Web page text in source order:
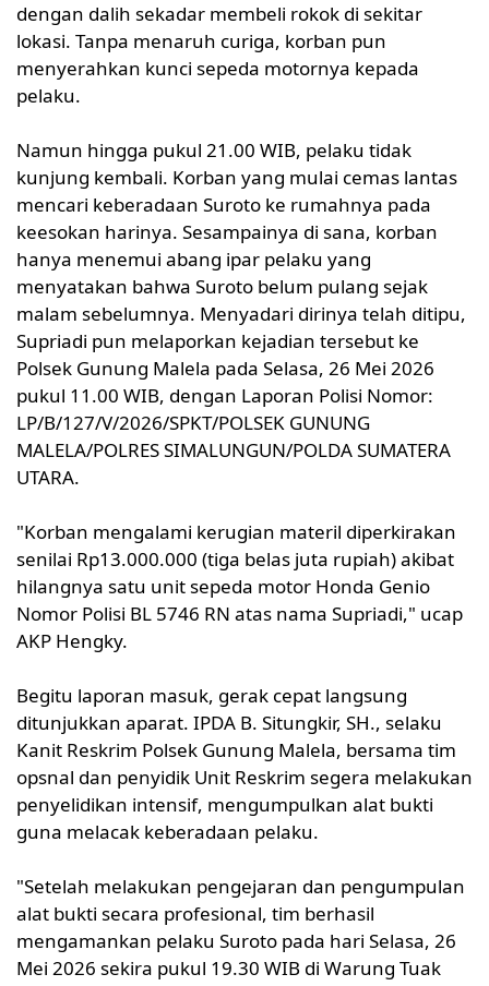
dengan dalih sekadar membeli rokok di sekitar
lokasi. Tanpa menaruh curiga, korban pun
menyerahkan kunci sepeda motornya kepada
pelaku.
Namun hingga pukul 21.00 WIB, pelaku tidak
kunjung kembali. Korban yang mulai cemas lantas
mencari keberadaan Suroto ke rumahnya pada
keesokan harinya. Sesampainya di sana, korban
hanya menemui abang ipar pelaku yang
menyatakan bahwa Suroto belum pulang sejak
malam sebelumnya. Menyadari dirinya telah ditipu,
Supriadi pun melaporkan kejadian tersebut ke
Polsek Gunung Malela pada Selasa, 26 Mei 2026
pukul 11.00 WIB, dengan Laporan Polisi Nomor:
LP/B/127/V/2026/SPKT/POLSEK GUNUNG
MALELA/POLRES SIMALUNGUN/POLDA SUMATERA
UTARA.
"Korban mengalami kerugian materil diperkirakan
senilai Rp13.000.000 (tiga belas juta rupiah) akibat
hilangnya satu unit sepeda motor Honda Genio
Nomor Polisi BL 5746 RN atas nama Supriadi," ucap
AKP Hengky.
Begitu laporan masuk, gerak cepat langsung
ditunjukkan aparat. IPDA B. Situngkir, SH., selaku
Kanit Reskrim Polsek Gunung Malela, bersama tim
opsnal dan penyidik Unit Reskrim segera melakukan
penyelidikan intensif, mengumpulkan alat bukti
guna melacak keberadaan pelaku.
"Setelah melakukan pengejaran dan pengumpulan
alat bukti secara profesional, tim berhasil
mengamankan pelaku Suroto pada hari Selasa, 26
Mei 2026 sekira pukul 19.30 WIB di Warung Tuak